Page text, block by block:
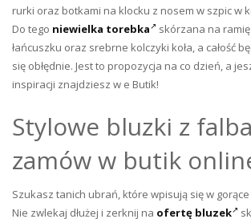
rurki oraz botkami na klocku z nosem w szpic w
Do tego niewielka torebka
skórzana na
łańcuszku oraz srebrne kolczyki koła, a całość
się obłędnie. Jest to propozycja na co dzień, a
inspiracji znajdziesz w e Butik!
Stylowe bluzki z
zamów w butik
Szukasz tanich ubrań, które wpisują się w gorące
Nie zwlekaj dłużej i zerknij na ofertę bluzek